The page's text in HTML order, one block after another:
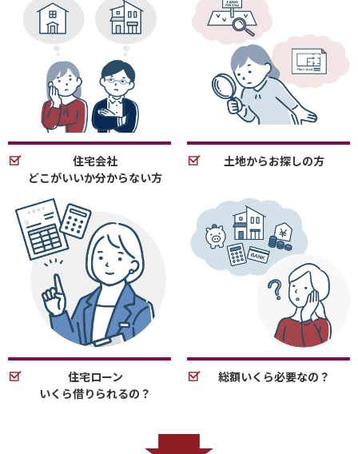
住宅会社
どこがいいか分からない方
土地からお探しの方
住宅ローン
いくら借りられるの？
総額いくら必要なの？